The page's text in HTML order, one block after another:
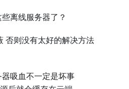
离线服务器了？
否则没有太好的解决方法
吸血不一定是坏事